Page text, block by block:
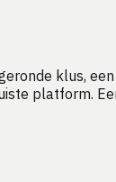
klus,
platform.